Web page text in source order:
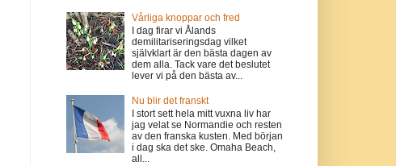
Vårliga knoppar och fred
I dag firar vi Ålands
demilitariseringsdag vilket
självklart är den bästa dagen av
dem alla. Tack vare det beslutet
lever vi på den bästa av...
Nu blir det franskt
I stort sett hela mitt vuxna liv har
jag velat se Normandie och resten
av den franska kusten. Med början
i dag ska det ske. Omaha Beach,
all...